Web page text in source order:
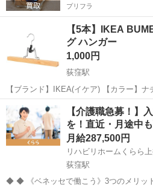
プリフラ
【5本】IKEA
グ ハンガー
1,000円
荻窪駅
【ブランド】IKEA(イケア) 【カラー】
cm 高さ:15 cm 【参考価格】500円 フェルトの裏地付き。ズボンを傷
付かないようにしっかり固定できます。 半年程使用しました。 他のハ
ン...
東京 杉並区 荻窪駅 その他
【介護職急募！】
を！直近・月途中
月給287,500円
リハビリホームくらら
荻窪駅
◆ ◆ 《ベネッセで働こう》3つのメリットをご紹介！ 1）資格取得支